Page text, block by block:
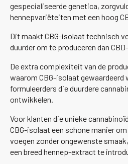
gespecialiseerde genetica,
hennepvariëteiten met een hoog
Dit maakt CBG-isolaat technisch
duurder om te produceren dan
De extra complexiteit van de
waarom CBG-isolaat gewaardeerd
formuleerders die duurdere
ontwikkelen.
Voor klanten die unieke
CBG-isolaat een schone manier
voegen zonder ongewenste
een breed hennep-extract te